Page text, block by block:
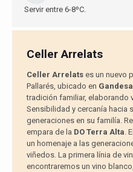
Servir entre 6-8ºC.
Celler Arrelats
Celler Arrelatses un nuevo
Pallarés, ubicado en Gandesa
tradición familiar, elaborando
Sensibilidad y cercanía hacia
generaciones en su familía.
empara de la DO Terra Alta.
un homenaje a las
viñedos. La primera línia de
encontraremos un vino